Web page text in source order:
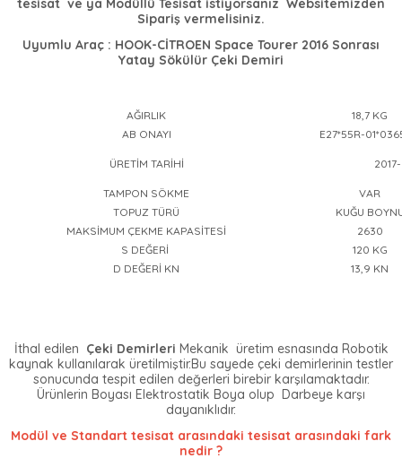
tesisat ve ya Modüllü Tesisat istiyorsanız Websitemizden
Sipariş vermelisiniz.
Uyumlu Araç : HOOK-CİTROEN Space Tourer 2016 Sonrası
Yatay Sökülür Çeki Demiri
AĞIRLIK
18,7 KG
AB ONAYI
E27*55R-
ÜRETİM TARİHİ 2017-
TAMPON SÖKME
VAR
TOPUZ TÜRÜ
KUĞU
MAKSİMUM ÇEKME KAPASİTESİ
2630
S DEĞERİ
120 KG
D DEĞERİ KN
13,9 KN
İthal edilen Çeki Demirleri Mekanik üretim esnasında Robotik
kaynak kullanılarak üretilmiştir.Bu sayede çeki demirlerinin testler
sonucunda tespit edilen değerleri birebir karşılamaktadır.
Ürünlerin Boyası Elektrostatik Boya olup Darbeye karşı
dayanıklıdır.
Modül ve Standart tesisat arasındaki tesisat arasındaki fark
nedir ?